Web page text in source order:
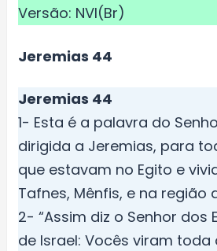
Versão: NVI(Br)
Jeremias 44
Jeremias 44
1- Esta é a palavra do
dirigida a Jeremias, para
que estavam no Egito e
Tafnes, Mênfis, e na região
2- “Assim diz o Senhor dos
de Israel: Vocês viram